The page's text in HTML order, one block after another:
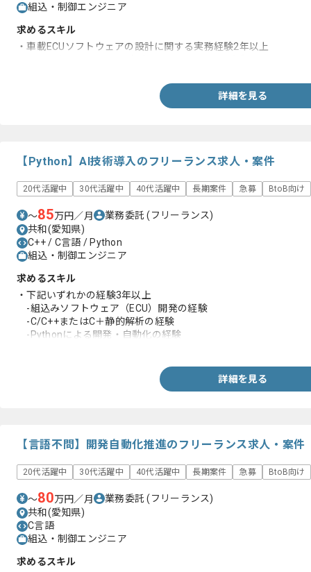
組込・制御エンジニア
求めるスキル
・車載ECUソフトウェアの設計に関する実務経験2年以上
詳細を見る
【Python】AI技術導入のフリーランス求人・案件
20代活躍中 30代活躍中 40代活躍中 長期案件 急募 BtoB向け
〜85万円／月 業務委託(フリーランス)
共和(愛知県)
C++ / C言語 / Python
組込・制御エンジニア
求めるスキル
・下記いずれかの経験3年以上
-組込みソフトウェア（ECU）開発の経験
-C/C++またはC＋静的解析の経験
-Pythonによる開発・自動化の経験
・レビューの経験
・課題管理の経験
詳細を見る
【言語不問】開発自動化推進のフリーランス求人・案件
20代活躍中 30代活躍中 40代活躍中 長期案件 急募 BtoB向け
〜80万円／月 業務委託(フリーランス)
共和(愛知県)
C言語
組込・制御エンジニア
求めるスキル